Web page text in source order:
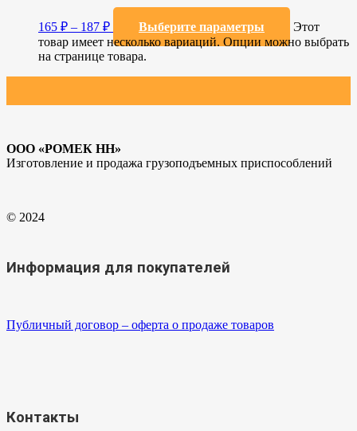
165 ₽ – 187 ₽ Выберите параметры
Этот
товар имеет несколько вариаций. Опции можно выбрать
на странице товара.
ООО «РОМЕК НН»
Изготовление и продажа грузоподъемных приспособлений
© 2024
Информация для покупателей
Публичный договор – оферта о продаже товаров
Контакты